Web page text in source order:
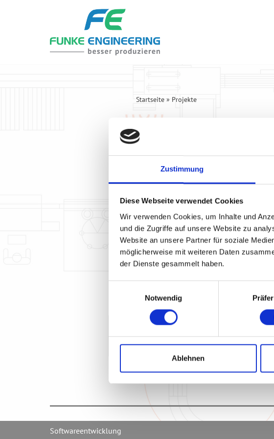
Zustimmung
Diese Webseite verwendet Cookies
Wir verwenden Cookies, um Inhalte und
und die Zugriffe auf unsere Website zu
Website an unsere Partner für soziale
möglicherweise mit weiteren Daten
der Dienste gesammelt haben.
Notwendig
Ablehnen
Startseite» Projekte
Projekte
Softwareentwicklung